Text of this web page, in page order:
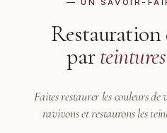
— UN SAVOIR-
Restauration
par
Faites restaurer les couleurs
ravivons et restaurons les